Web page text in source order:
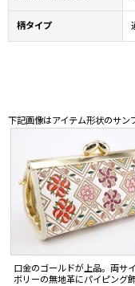
柄タイプ
下記画像はアイテム形状のサン
口金のゴールドが上品。両サ
ボリーの無地革にパイピング